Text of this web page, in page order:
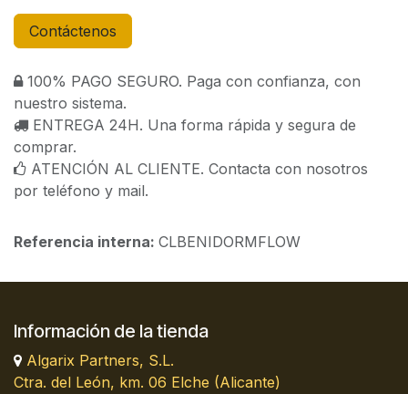
Contáctenos
100% PAGO SEGURO. Paga con confianza, con
nuestro sistema.
ENTREGA 24H. Una forma rápida y segura de
comprar.
ATENCIÓN AL CLIENTE. Contacta con nosotros
por teléfono y mail.
Referencia interna: CLBENIDORMFLOW
Información de la tienda
Algarix Partners, S.L.
Ctra. del León, km. 06 Elche (Alicante)